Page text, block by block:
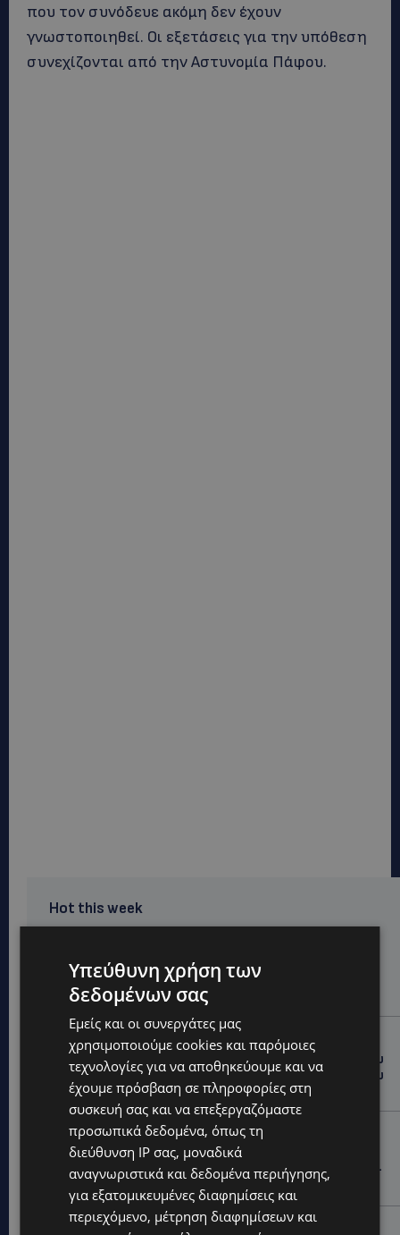
που τον συνόδευε ακόμη δεν έχουν
γνωστοποιηθεί. Οι εξετάσεις για την υπόθεση
συνεχίζονται από την Αστυνομία Πάφου.
Hot this week
ΠΑΓΚΟΣΜΙΑ ΗΜΕΡΑ ΓΑΤΑΣ: Χιλιάδες στην Κύπρο,
καθεμία μοναδική – Το χαδιάρικο τετράποδο με τη
ματιά που λιώνει καρδιές
UPDATES
ΤΑΣΟΣ ΧΑΤΖΗΓΙΟΒΑΝΗΣ: Η συγκλονιστική ιστορία του
12χρονου Δημήτρη και η δωρεά των 12.500 ευρώ που
του έδωσε ελπίδα
STORIES
ΕΞΩΤΙΚΑ ΖΩΑ ΣΤΗΝ ΚΥΠΡΟ: Πότε επιτρέπεται και
πότε απαγορεύεται να έχεις μαϊμού ως κατοικίδιο –
Ποια ζώα μπορείς να διατηρείς νόμιμα
UPDATES
Υπεύθυνη χρήση των
δεδομένων σας
Εμείς και οι συνεργάτες μας
χρησιμοποιούμε cookies και παρόμοιες
τεχνολογίες για να αποθηκεύουμε και να
έχουμε πρόσβαση σε πληροφορίες στη
συσκευή σας και να επεξεργαζόμαστε
προσωπικά δεδομένα, όπως τη
διεύθυνση IP σας, μοναδικά
αναγνωριστικά και δεδομένα περιήγησης,
για εξατομικευμένες διαφημίσεις και
περιεχόμενο, μέτρηση διαφημίσεων και